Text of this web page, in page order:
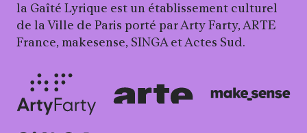
la Gaîté Lyrique est un établissement culturel
de la Ville de Paris porté par Arty Farty, ARTE
France, makesense, SINGA et Actes Sud.